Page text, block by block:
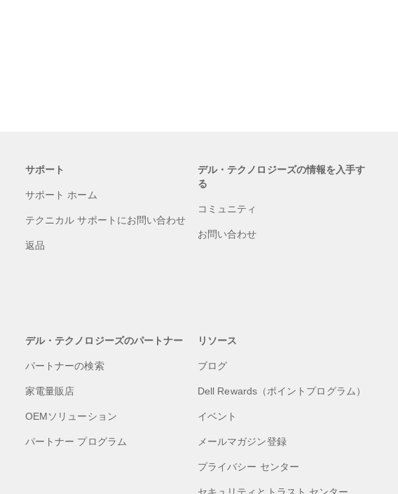
サポート
サポート ホーム
テクニカル サポートにお問い合わせ
返品
デル・テクノロジーズの情報を入手す
る
コミュニティ
お問い合わせ
デル・テクノロジーズのパートナー
パートナーの検索
家電量販店
OEMソリューション
パートナー プログラム
リソース
ブログ
Dell Rewards（ポイントプログラム）
イベント
メールマガジン登録
プライバシー センター